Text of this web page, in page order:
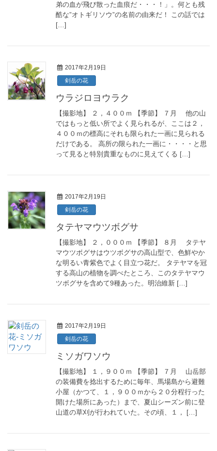
弟の血が飛び散った血痕だ・・・！」。何とも残
酷な”オトギリソウ”の名前の由来だ！ この話では
[…]
2017年2月19日
剣岳の花
ウラジロヨウラク
【撮影地】 ２，４００ｍ 【季節】 ７月 他の山
ではもっと低い所でよく見られるが、ここは２，
４００ｍの標高にそれも限られた一画に見られる
だけである。 高所の限られた一画に・・・・と思
って見ると特別貴重なものに見えてくる […]
2017年2月19日
剣岳の花
タテヤマウツボグサ
【撮影地】 ２，０００ｍ 【季節】 ８月 タテヤ
マウツボグサはウツボグサの高山型で、色鮮やか
な明るい青紫色でよく目立つ花だ。 タテヤマを冠
する高山の植物を調べたところ、このタテヤマウ
ツボグサを含めて9種あった。明治維新 […]
2017年2月19日
剣岳の花
ミソガワソウ
【撮影地】 １，９００ｍ 【季節】 ７月 山岳部
の装備費を捻出するために毎年、馬場島から避難
小屋（かつて、１，９００ｍから２０分程行った
開けた場所にあった）まで、夏山シーズン前に登
山道の草刈が行われていた。その頃、１， […]